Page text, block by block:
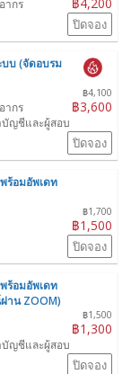
ากร
ปิดจอง
บ (จัดอบรม
฿4,100
฿3,600
ากร
บัญชีและผู้สอบ
ปิดจอง
ร้อมอัพเดท
฿1,700
฿1,500
ปิดจอง
ร้อมอัพเดท
าน ZOOM)
฿1,500
฿1,300
บัญชีและผู้สอบ
ปิดจอง